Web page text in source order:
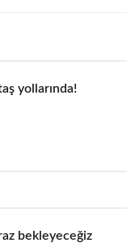
yollarında!
bekleyeceğiz